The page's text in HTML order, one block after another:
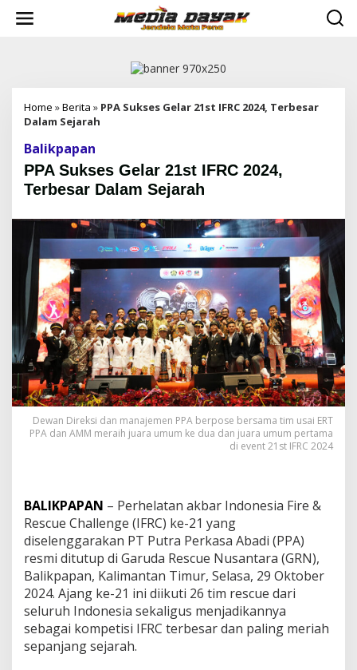
Home »Berita » PPA Sukses Gelar 21st IFRC 2024, Terbesar
Dalam Sejarah
Balikpapan
PPA Sukses Gelar 21st IFRC 2024,
Terbesar Dalam Sejarah
Dewan Direksi dan manajemen PPA berpose bersama tim usai ERT
PPA dan AMM meraih juara umum ke dua dan juara umum pertama
di event 21st IFRC 2024
BALIKPAPAN – Perhelatan akbar Indonesia Fire &
Rescue Challenge (IFRC) ke-21 yang
diselenggarakan PT Putra Perkasa Abadi (PPA)
resmi ditutup di Garuda Rescue Nusantara (GRN),
Balikpapan, Kalimantan Timur, Selasa, 29 Oktober
2024. Ajang ke-21 ini diikuti 26 tim rescue dari
seluruh Indonesia sekaligus menjadikannya
sebagai kompetisi IFRC terbesar dan paling meriah
sepanjang sejarah.